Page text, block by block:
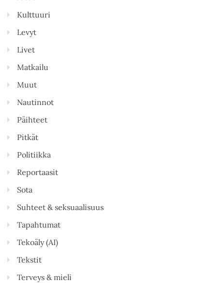
Kulttuuri
Levyt
Livet
Matkailu
Muut
Nautinnot
Päihteet
Pitkät
Politiikka
Reportaasit
Sota
Suhteet & seksuaalisuus
Tapahtumat
Tekoäly (AI)
Tekstit
Terveys & mieli